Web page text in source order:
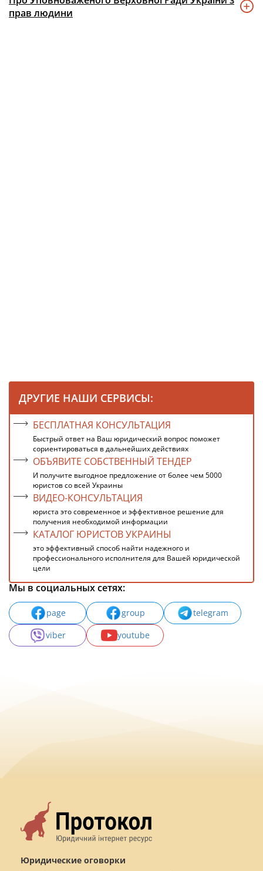
прав людини
ДРУГИЕ НАШИ СЕРВИСЫ:
БЕСПЛАТНАЯ КОНСУЛЬТАЦИЯ
Быстрый ответ на Ваш юридический вопрос поможет
сориентироваться в дальнейших действиях
ОБЪЯВИТЕ СОБСТВЕННЫЙ ТЕНДЕР
И получите выгодное предложение от более чем 5000
юристов со всей Украины
ВИДЕО-КОНСУЛЬТАЦИЯ
юриста это современное и эффективное решение для
получения необходимой информации
КАТАЛОГ ЮРИСТОВ УКРАИНЫ
это эффективный способ найти надежного и
профессионального исполнителя для Вашей юридической
цели
Мы в социальных сетях:
page group
telegram
viber
youtube
Юридические оговорки